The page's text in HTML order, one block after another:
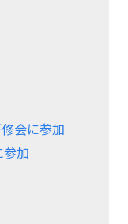
会に参加
加